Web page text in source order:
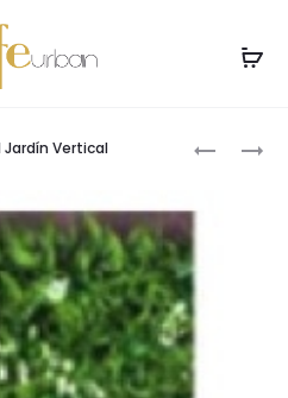
PLANTA
PLANTA
Jardín Vertical